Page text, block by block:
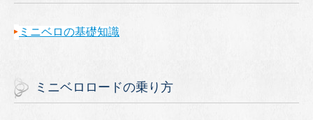
ミニベロの基礎知識
ミニベロロードの乗り方